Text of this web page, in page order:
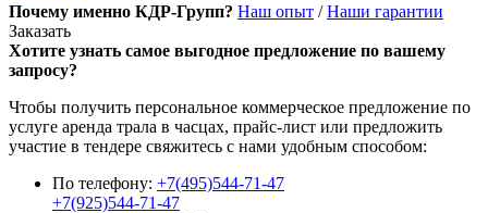
Почему именно КДР-Групп? Наш опыт /Наши гарантии
Заказать
Хотите узнать самое выгодное предложение по вашему
запросу?
Чтобы получить персональное коммерческое предложение по
услуге аренда трала в часцах, прайс-лист или предложить
участие в тендере свяжитесь с нами удобным способом:
По телефону: +7(495)544-71-47
+7(925)544-71-47